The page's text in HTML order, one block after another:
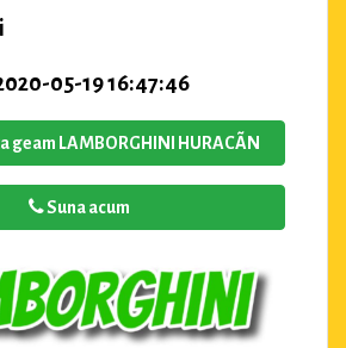
05-19 16:47:46
LAMBORGHINI HURACÃN
Suna acum